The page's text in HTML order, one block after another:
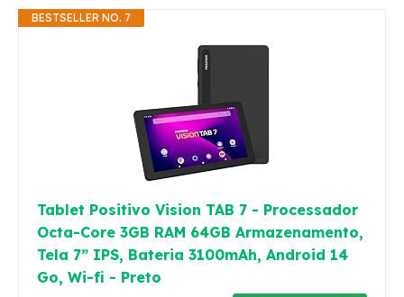
BESTSELLER NO. 7
Tablet Positivo Vision TAB 7 - Processador
Octa-Core 3GB RAM 64GB Armazenamento,
Tela 7” IPS, Bateria 3100mAh, Android 14
Go, Wi-fi - Preto